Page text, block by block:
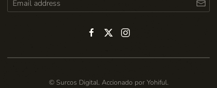
© Surcos Digital. Accionado por Yohiful.